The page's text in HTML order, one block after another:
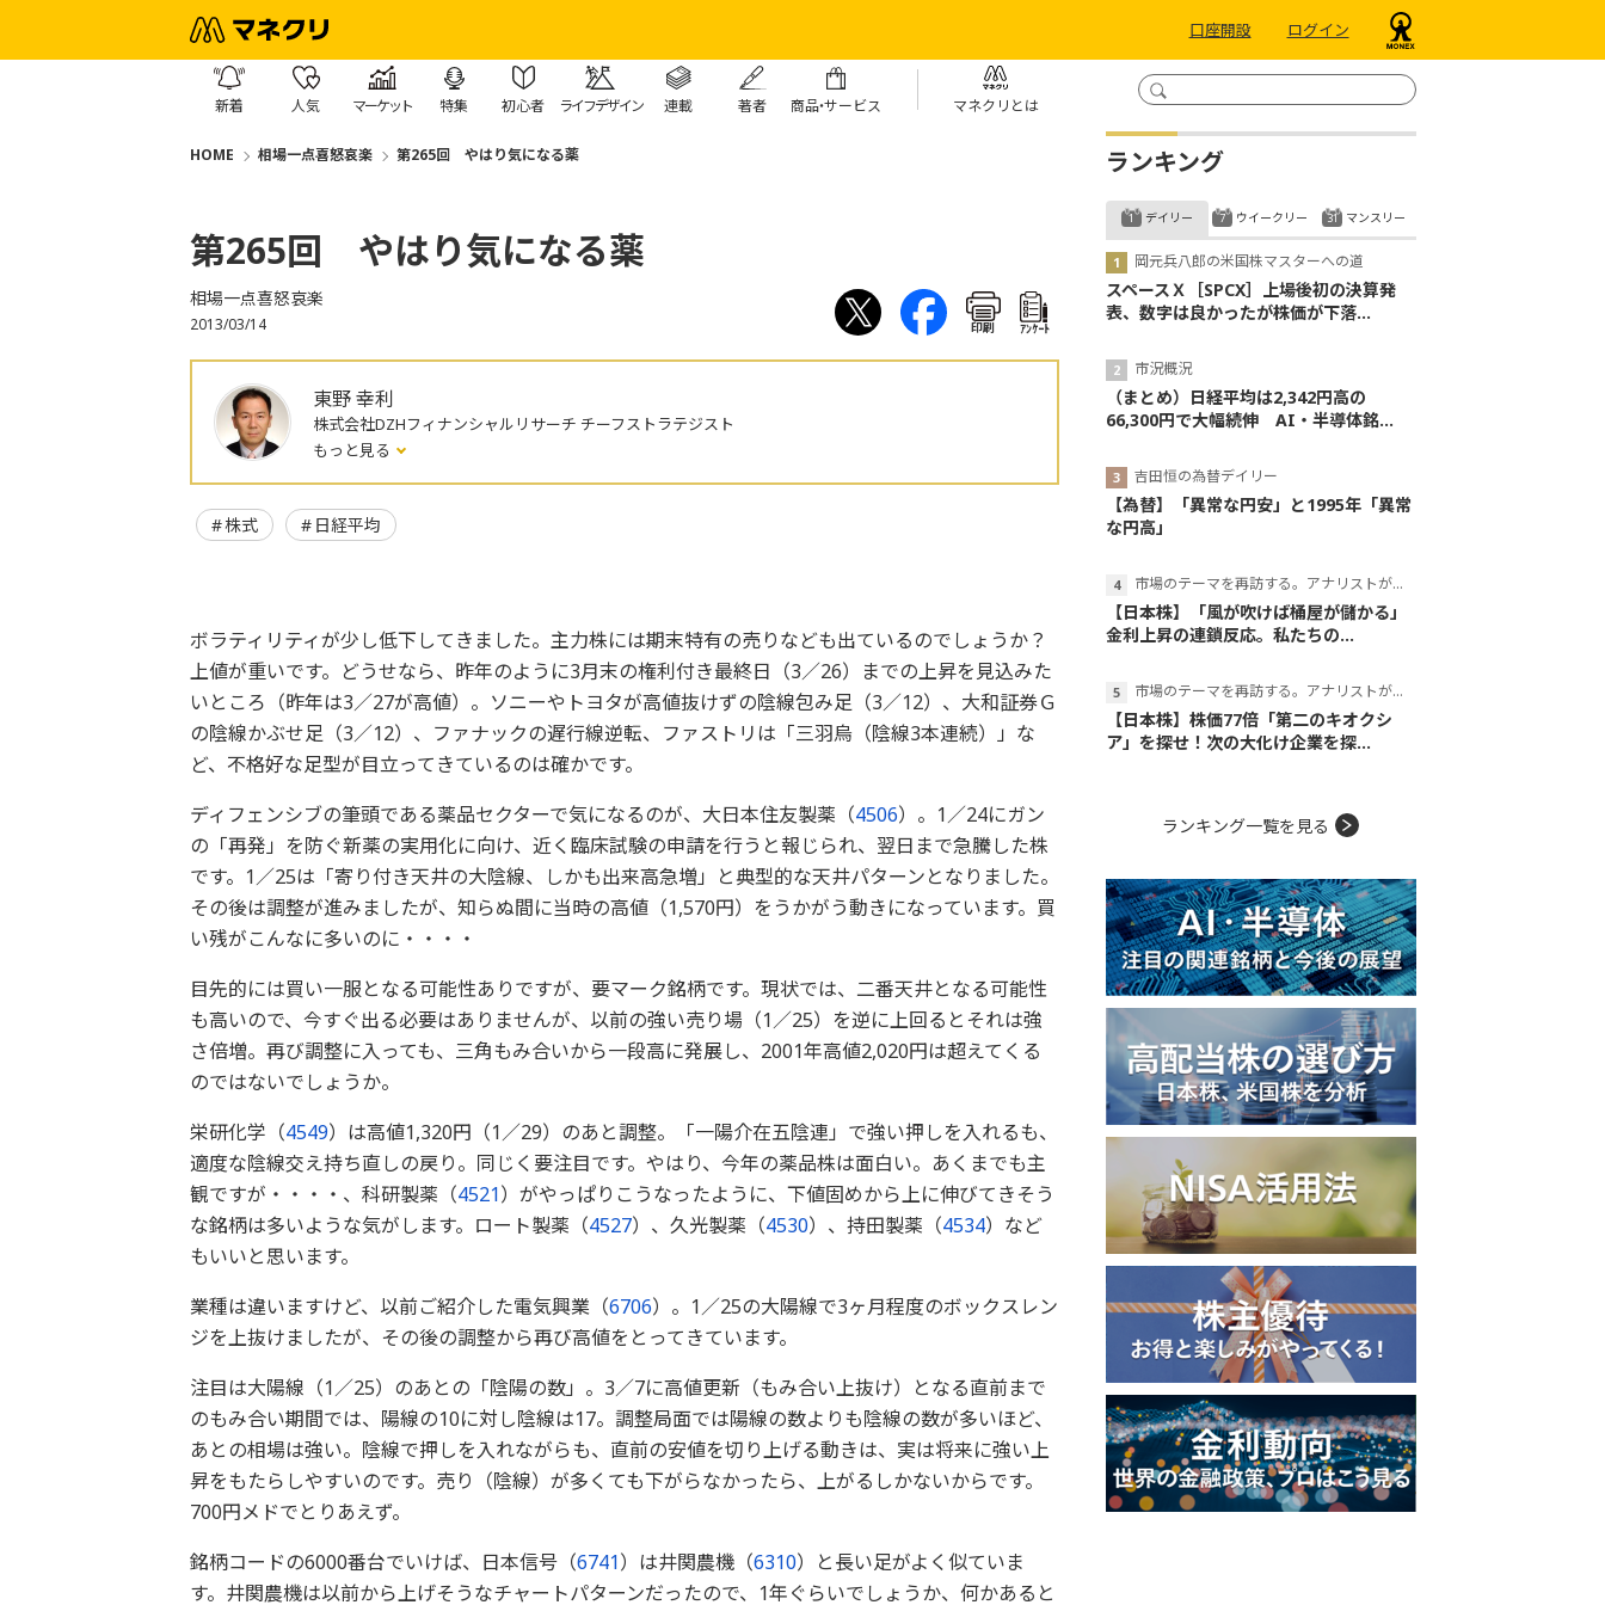
口座開設 ログイン
新着 人気 マーケット 特集 初心者 ライフデザイン 連載 著者 商品・サービス マネクリとは
HOME 相場一点喜怒哀楽 第265回 やはり気になる薬
第265回 やはり気になる薬
相場一点喜怒哀楽
2013/03/14 印刷 ｱﾝｹｰﾄ
東野 幸利
株式会社DZHフィナンシャルリサーチ チーフストラテジスト
もっと見る
株式 日経平均
ボラティリティが少し低下してきました。主力株には期末特有の売りなども出ているのでしょうか？
上値が重いです。どうせなら、昨年のように3月末の権利付き最終日（3／26）までの上昇を見込みた
いところ（昨年は3／27が高値）。ソニーやトヨタが高値抜けずの陰線包み足（3／12）、大和証券Ｇ
の陰線かぶせ足（3／12）、ファナックの遅行線逆転、ファストリは「三羽烏（陰線3本連続）」な
ど、不格好な足型が目立ってきているのは確かです。
ディフェンシブの筆頭である薬品セクターで気になるのが、大日本住友製薬（4506）。1／24にガン
の「再発」を防ぐ新薬の実用化に向け、近く臨床試験の申請を行うと報じられ、翌日まで急騰した株
です。1／25は「寄り付き天井の大陰線、しかも出来高急増」と典型的な天井パターンとなりました。
その後は調整が進みましたが、知らぬ間に当時の高値（1,570円）をうかがう動きになっています。買
い残がこんなに多いのに・・・・
目先的には買い一服となる可能性ありですが、要マーク銘柄です。現状では、二番天井となる可能性
も高いので、今すぐ出る必要はありませんが、以前の強い売り場（1／25）を逆に上回るとそれは強
さ倍増。再び調整に入っても、三角もみ合いから一段高に発展し、2001年高値2,020円は超えてくる
のではないでしょうか。
栄研化学（4549）は高値1,320円（1／29）のあと調整。「一陽介在五陰連」で強い押しを入れるも、
適度な陰線交え持ち直しの戻り。同じく要注目です。やはり、今年の薬品株は面白い。あくまでも主
観ですが・・・・、科研製薬（4521）がやっぱりこうなったように、下値固めから上に伸びてきそう
な銘柄は多いような気がします。ロート製薬（4527）、久光製薬（4530）、持田製薬（4534）など
もいいと思います。
業種は違いますけど、以前ご紹介した電気興業（6706）。1／25の大陽線で3ヶ月程度のボックスレン
ジを上抜けましたが、その後の調整から再び高値をとってきています。
注目は大陽線（1／25）のあとの「陰陽の数」。3／7に高値更新（もみ合い上抜け）となる直前まで
のもみ合い期間では、陽線の10に対し陰線は17。調整局面では陽線の数よりも陰線の数が多いほど、
あとの相場は強い。陰線で押しを入れながらも、直前の安値を切り上げる動きは、実は将来に強い上
昇をもたらしやすいのです。売り（陰線）が多くても下がらなかったら、上がるしかないからです。
700円メドでとりあえず。
銘柄コードの6000番台でいけば、日本信号（6741）は井関農機（6310）と長い足がよく似ていま
す。井関農機は以前から上げそうなチャートパターンだったので、1年ぐらいでしょうか、何かあると
ランキング
デイリー
岡元兵八郎の米国株マスターへの道
スペースＸ［SPCX］上場後初の決算発
表、数字は良かったが株価が下落...
市況概況
（まとめ）日経平均は2,342円高の
66,300円で大幅続伸 AI・半導体銘...
吉田恒の為替デイリー
【為替】「異常な円安」と1995年「異常
な円高」
市場のテーマを再訪する。アナリストが読み解くテーマの本質
【日本株】「風が吹けば桶屋が儲かる」
金利上昇の連鎖反応。私たちの...
市場のテーマを再訪する。アナリストが読み解くテーマの本質
【日本株】株価77倍「第二のキオクシ
ア」を探せ！次の大化け企業を探...
ウイークリー マンスリー
ランキング一覧を見る